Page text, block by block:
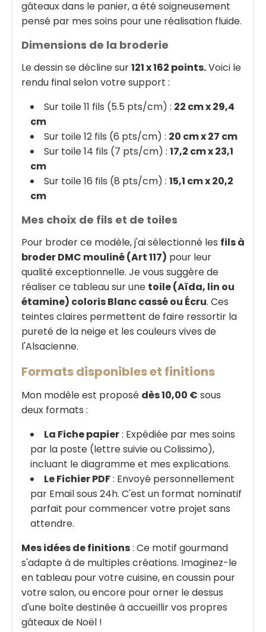
gâteaux dans le panier, a été soigneusement
pensé par mes soins pour une réalisation fluide.
Dimensions de la broderie
Le dessin se décline sur121 x 162 points.Voici le
rendu final selon votre support :
Sur toile 11 fils (5.5 pts/cm) : 22 cm x 29,4
cm
Sur toile 12 fils (6 pts/cm) : 20 cm x 27 cm
Sur toile 14 fils (7 pts/cm) : 17,2 cm x 23,1
cm
Sur toile 16 fils (8 pts/cm) : 15,1 cm x 20,2
cm
Mes choix de fils et de toiles
Pour broder ce modèle, j'ai sélectionné les fils à
broder DMC mouliné (Art 117) pour leur
qualité exceptionnelle. Je vous suggère de
réaliser ce tableau sur une toile (Aïda, lin ou
étamine) coloris Blanc cassé ou Écru. Ces
teintes claires permettent de faire ressortir la
pureté de la neige et les couleurs vives de
l'Alsacienne.
Formats disponibles et finitions
Mon modèle est proposé dès 10,00 € sous
deux formats :
La Fiche papier: Expédiée par mes soins
par la poste (lettre suivie ou Colissimo),
incluant le diagramme et mes explications.
Le Fichier PDF: Envoyé personnellement
par Email sous 24h. C'est un format nominatif
parfait pour commencer votre projet sans
attendre.
Mes idées de finitions: Ce motif gourmand
s'adapte à de multiples créations. Imaginez-le
en tableau pour votre cuisine, en coussin pour
votre salon, ou encore pour orner le dessus
d'une boîte destinée à accueillir vos propres
gâteaux de Noël !